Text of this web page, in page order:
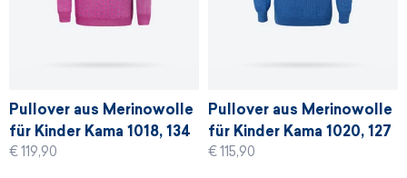
Pullover aus Merinowolle
für Kinder Kama 1018, 134
- rosa
€ 119,90
Pullover aus Merinowolle
für Kinder Kama 1020, 127
- denim blau
€ 115,90